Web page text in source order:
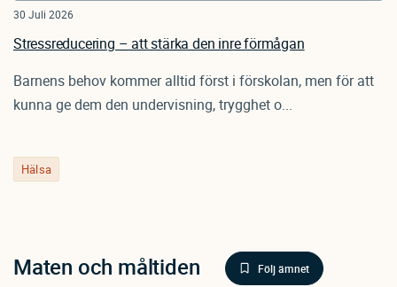
Hälsa
30 Juli 2026
Stressreducering – att stärka den inre förmågan
Barnens behov kommer alltid först i förskolan, men för att
kunna ge dem den undervisning, trygghet o...
Maten och måltiden Följ ämnet